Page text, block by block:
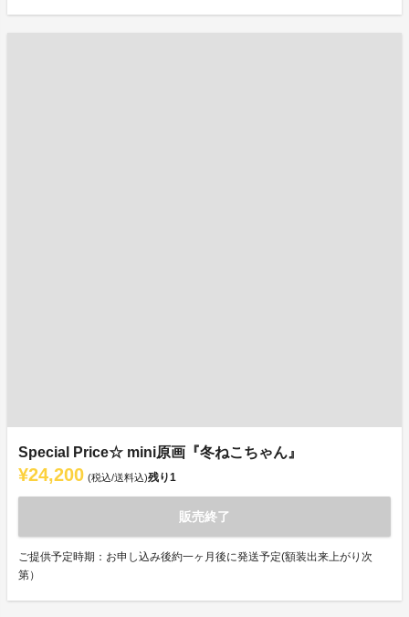
Special Price☆ mini原画『冬ねこちゃん』
¥24,200 (税込/送料込)残り1
販売終了
ご提供予定時期：お申し込み後約一ヶ月後に発送予定(額装出来上がり次
第）